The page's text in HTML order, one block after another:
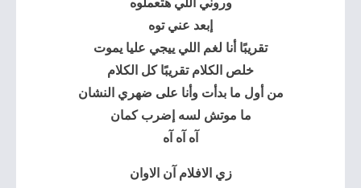
وروني اللي هتعملوه
إبعد عني توه
تقريبًا أنا لغم اللي ييجي عليا يموت
خلص الكلام تقريبًا كل الكلام
من أول ما بدأت وأنا على ضهري النشان
ما موتش لسه إضرب كمان
آه آه آه
زي الافلام آن الاوان